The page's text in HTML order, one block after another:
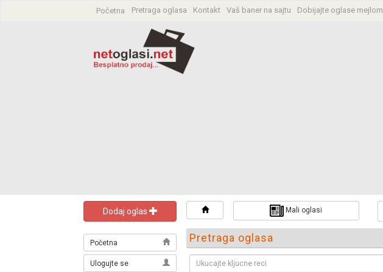
Početna Pretraga oglasa Kontakt Vaš baner na sajtu Dobijajte oglase mejlom
Dodaj oglas
Početna
Ulogujte se
Mali oglasi
Pretraga oglasa